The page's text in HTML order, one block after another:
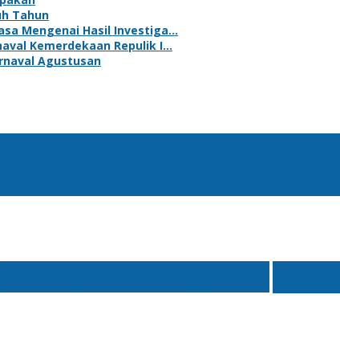
Tahun
Mengenai Hasil Investiga…
Kemerdekaan Repulik I…
Agustusan